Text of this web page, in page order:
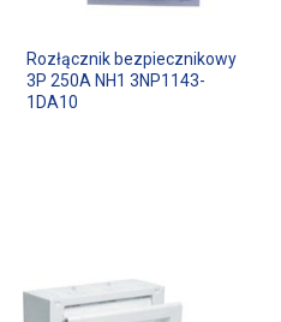
Rozłącznik bezpiecznikowy
3P 250A NH1 3NP1143-
1DA10